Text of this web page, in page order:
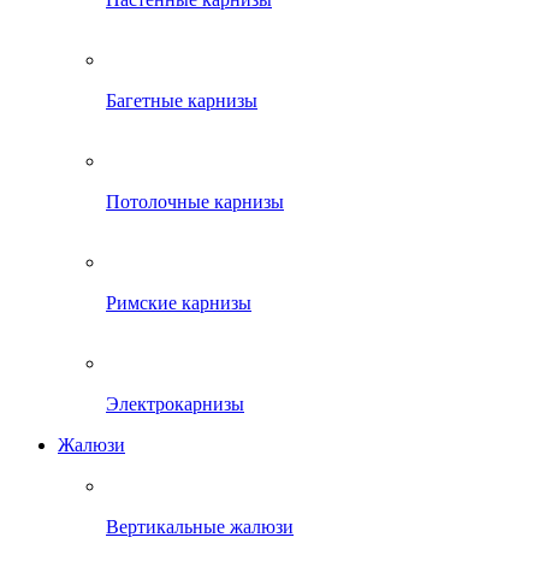
Багетные карнизы
Потолочные карнизы
Римские карнизы
Электрокарнизы
Жалюзи
Вертикальные жалюзи